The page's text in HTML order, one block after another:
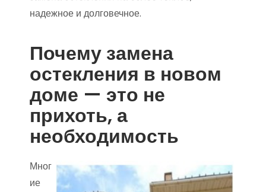
надежное и долговечное.
Почему замена
остекления в новом
доме — это не
прихоть, а
необходимость
Мног
ие